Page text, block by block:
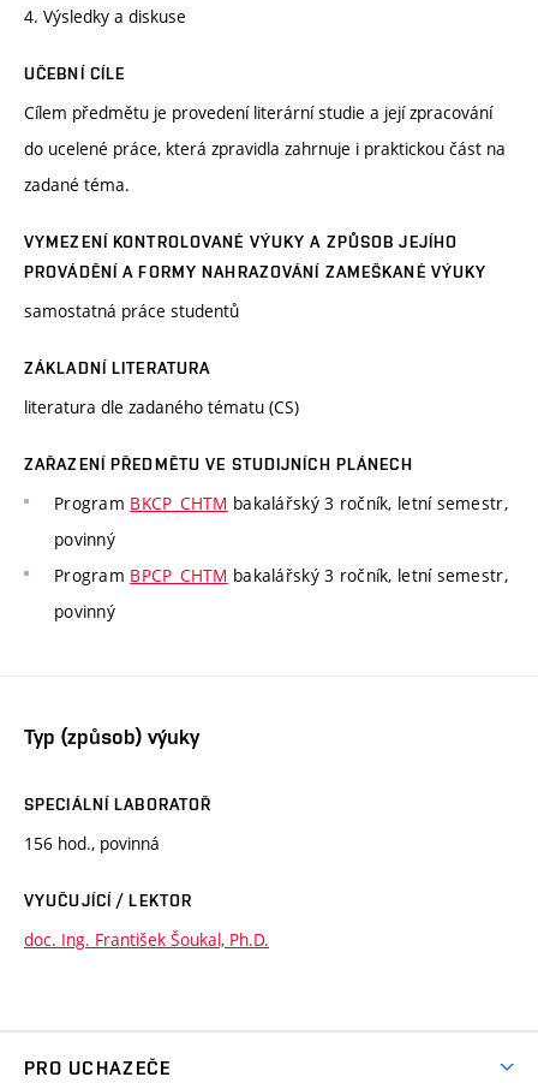
4. Výsledky a diskuse
UČEBNÍ CÍLE
Cílem předmětu je provedení literární studie a její zpracování
do ucelené práce, která zpravidla zahrnuje i praktickou část na
zadané téma.
VYMEZENÍ KONTROLOVANÉ VÝUKY A ZPŮSOB JEJÍHO
PROVÁDĚNÍ A FORMY NAHRAZOVÁNÍ ZAMEŠKANÉ VÝUKY
samostatná práce studentů
ZÁKLADNÍ LITERATURA
literatura dle zadaného tématu (CS)
ZAŘAZENÍ PŘEDMĚTU VE STUDIJNÍCH PLÁNECH
Program BKCP_CHTM bakalářský 3 ročník, letní semestr,
povinný
Program BPCP_CHTM bakalářský 3 ročník, letní semestr,
povinný
Typ (způsob) výuky
SPECIÁLNÍ LABORATOŘ
156 hod., povinná
VYUČUJÍCÍ / LEKTOR
doc. Ing. František Šoukal, Ph.D.
PRO UCHAZEČE